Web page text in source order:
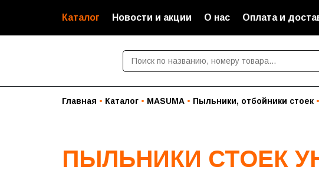
Каталог Новости и акции О нас Оплата и
Главная Каталог MASUMA Пыльники, отбойники стоек
ПЫЛЬНИКИ СТОЕК